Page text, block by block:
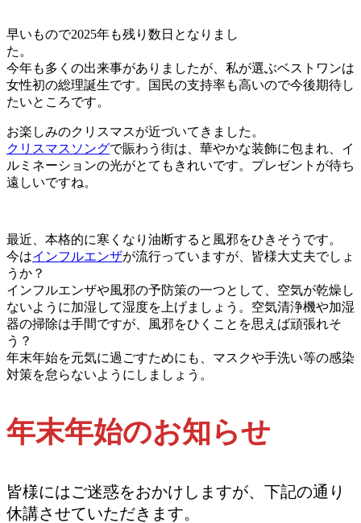
早いもので2025年も残り数日となりまし
今年も多くの出来事がありましたが、私が選ぶベストワンは
女性初の総理誕生です。国民の支持率も高いので今後期待し
たいところです。
お楽しみのクリスマスが近づいてきました。
クリスマスソングで賑わう街は、華やかな装飾に包まれ、イ
ルミネーションの光がとてもきれいです。プレゼントが待ち
遠しいですね。
最近、本格的に寒くなり油断すると風邪をひきそうです。
今はインフルエンザが流行っていますが、皆様大丈夫でしょ
うか？
インフルエンザや風邪の予防策の一つとして、空気が乾燥し
ないように加湿して湿度を上げましょう。空気清浄機や加湿
器の掃除は手間ですが、風邪をひくことを思えば頑張れそ
う？
年末年始を元気に過ごすためにも、マスクや手洗い等の感染
対策を怠らないようにしましょう。
年末年始のお知らせ
皆様にはご迷惑をおかけしますが、下記の通り
休講させていただきます。